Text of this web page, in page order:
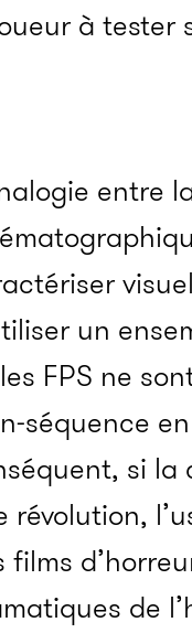
à tester
entre
un
FPS ne
séquence
si la
révolution,
films
de